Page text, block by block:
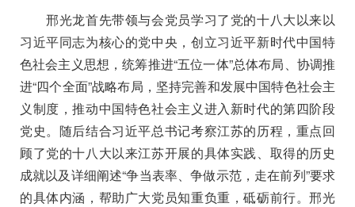
邢光龙首先带领与会党员学习了党的十八大以来以
习近平同志为核心的党中央，创立习近平新时代中国特
色社会主义思想，统筹推进“五位一体”总体布局、协调推
进“四个全面”战略布局，坚持完善和发展中国特色社会主
义制度，推动中国特色社会主义进入新时代的第四阶段
党史。随后结合习近平总书记考察江苏的历程 ，重点回
顾了党的十八大以来江苏开展的具体实践、取得的历史
成就以及详细阐述“争当表率、争做示范，走在前列”要求
的具体内涵，帮助广大党员知重负重，砥砺前行。邢光